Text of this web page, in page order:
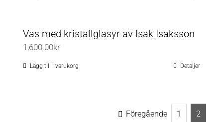
har
varianter.
Vas med kristallglasyr av Isak Isaksson
1,600.00kr
Lägg till i varukorg Detaljer
Föregående 1 2